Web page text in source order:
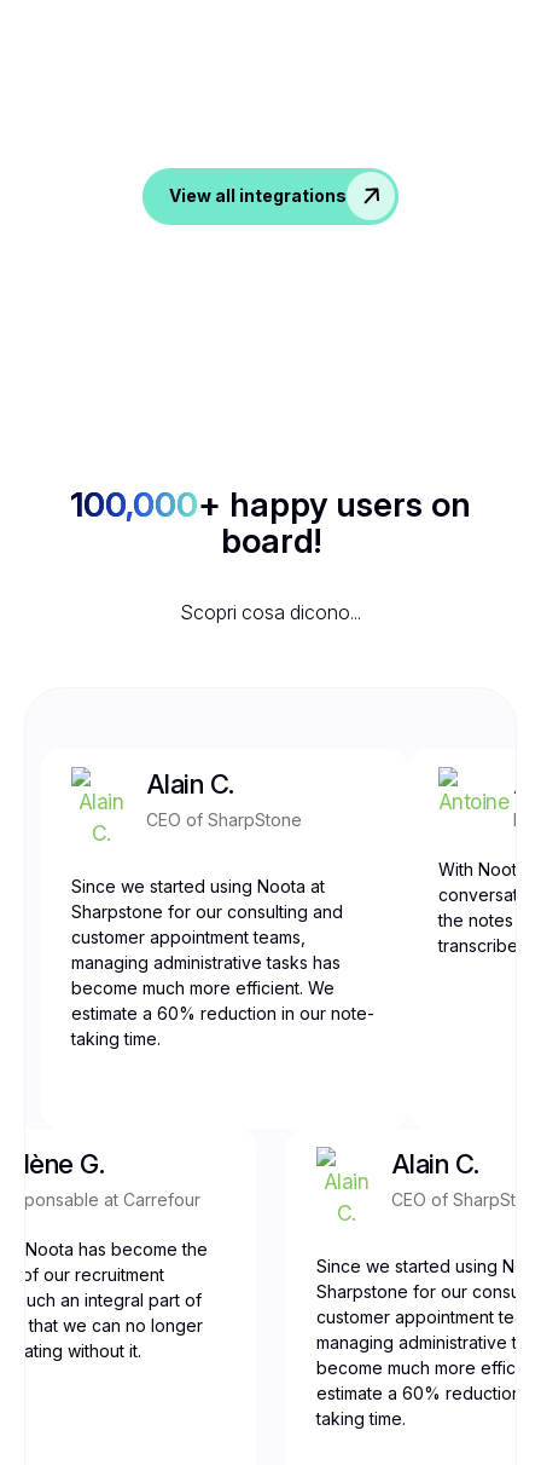
View all integrations
100,000+ happy users on
board!
Scopri cosa dicono...
Alain C.
CEO of SharpStone
Since we started using Noota at
Sharpstone for our consulting and
customer appointment teams,
managing administrative tasks has
become much more efficient. We
estimate a 60% reduction in our note-
taking time.
With Noota,
the notes
transcribed,
G.
at Carrefour
Noota has become the
of our recruitment
such an integral part of
that we can no longer
without it.
Alain C.
CEO of
Since we started using
Sharpstone for our
customer appointment
managing administrative
become much more
estimate a 60% reduction
taking time.